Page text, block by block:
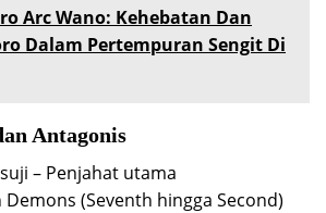
Arc Wano: Kehebatan Dan
Dalam Pertempuran Sengit Di
Antagonis
– Penjahat utama
(Seventh hingga Second)